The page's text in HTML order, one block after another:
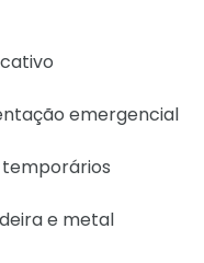
emergencial
temporários
e metal